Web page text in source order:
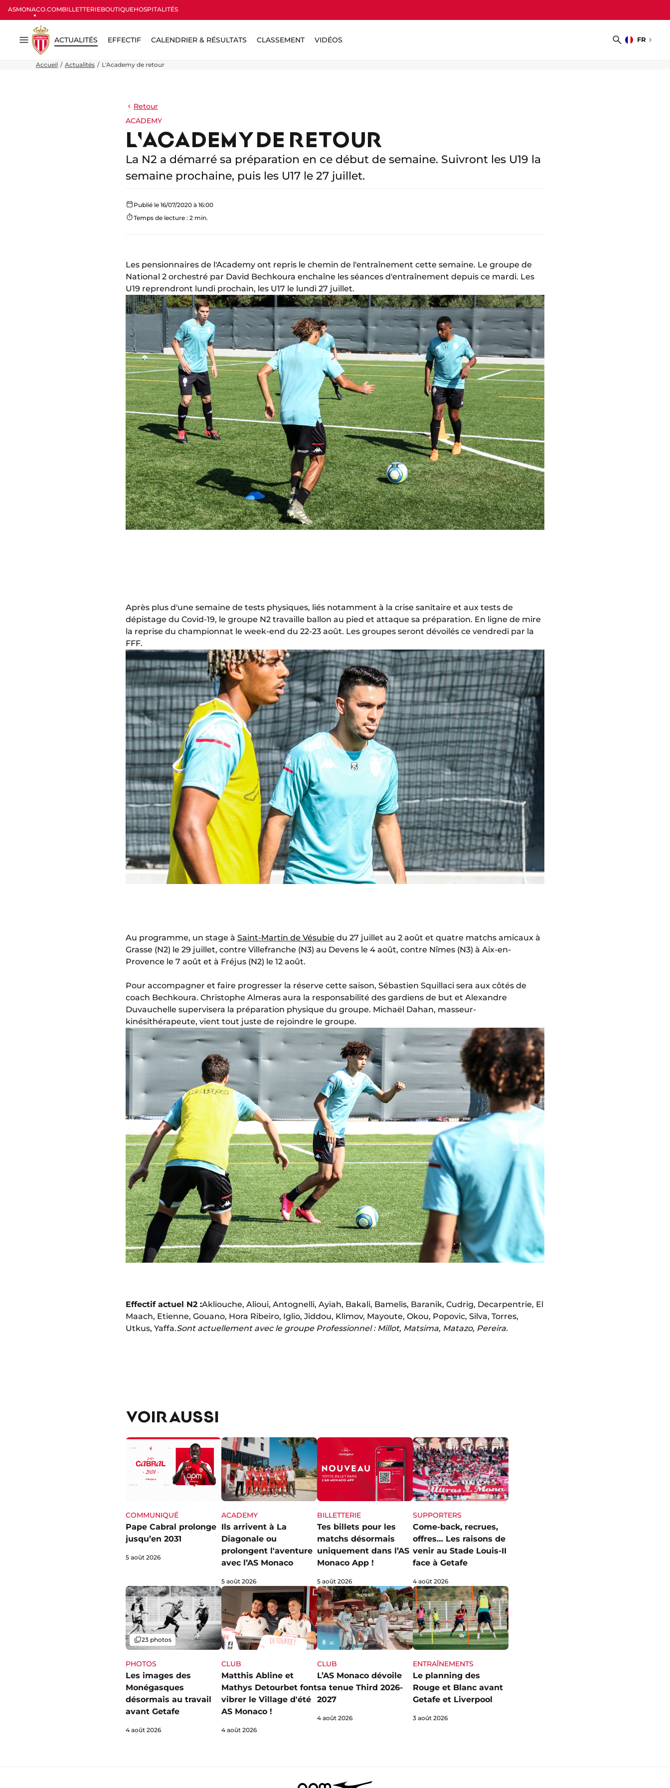
ASMONACO.COMBILLETTERIEBOUTIQUEHOSPITALITÉS
Menu
ACTUALITÉS EFFECTIF CALENDRIER & RÉSULTATS CLASSEMENT VIDÉOS
Recherche
FR
Choisir
Accueil Actualités L'Academy de retour
Retour
ACADEMY
L'ACADEMY DE RETOUR
La N2 a démarré sa préparation en ce début de semaine. Suivront les U19 la
semaine prochaine, puis les U17 le 27 juillet.
Publié le 16/07/2020 à 16:00
Temps de lecture : 2 min.
Les pensionnaires de l'Academy ont repris le chemin de l'entraînement cette semaine. Le groupe de
National 2 orchestré par David Bechkoura enchaîne les séances d'entraînement depuis ce mardi. Les
U19 reprendront lundi prochain, les U17 le lundi 27 juillet.
Après plus d'une semaine de tests physiques, liés notamment à la crise sanitaire et aux tests de
dépistage du Covid-19, le groupe N2 travaille ballon au pied et attaque sa préparation. En ligne de mire
la reprise du championnat le week-end du 22-23 août. Les groupes seront dévoilés ce vendredi par la
FFF.
Au programme, un stage à Saint-Martin de Vésubie du 27 juillet au 2 août et quatre matchs amicaux à
Grasse (N2) le 29 juillet, contre Villefranche (N3) au Devens le 4 août, contre Nîmes (N3) à Aix-en-
Provence le 7 août et à Fréjus (N2) le 12 août.
Pour accompagner et faire progresser la réserve cette saison, Sébastien Squillaci sera aux côtés de
coach Bechkoura. Christophe Almeras aura la responsabilité des gardiens de but et Alexandre
Duvauchelle supervisera la préparation physique du groupe. Michaël Dahan, masseur-
kinésithérapeute, vient tout juste de rejoindre le groupe.
Effectif actuel N2 :Akliouche, Alioui, Antognelli, Ayiah, Bakali, Bamelis, Baranik, Cudrig, Decarpentrie, El
Maach, Etienne, Gouano, Hora Ribeiro, Iglio, Jiddou, Klimov, Mayoute, Okou, Popovic, Silva, Torres,
Utkus, Yaffa.Sont actuellement avec le groupe Professionnel : Millot, Matsima, Matazo, Pereira.
VOIR AUSSI
COMMUNIQUÉ
Pape Cabral prolonge
jusqu’en 2031
5 août 2026
ACADEMY
Ils arrivent à La
Diagonale ou
prolongent l'aventure
avec l’AS Monaco
5 août 2026
BILLETTERIE
Tes billets pour les
matchs désormais
uniquement dans l’AS
Monaco App !
5 août 2026
SUPPORTERS
Come-back, recrues,
offres… Les raisons de
venir au Stade Louis-II
face à Getafe
4 août 2026
PHOTOS
Les images des
Monégasques
désormais au travail
avant Getafe
Galerie
23 photos
4 août 2026
CLUB
Matthis Abline et
Mathys Detourbet font
vibrer le Village d'été
AS Monaco !
4 août 2026
CLUB
L’AS Monaco dévoile
sa tenue Third 2026-
2027
4 août 2026
ENTRAÎNEMENTS
Le planning des
Rouge et Blanc avant
Getafe et Liverpool
3 août 2026